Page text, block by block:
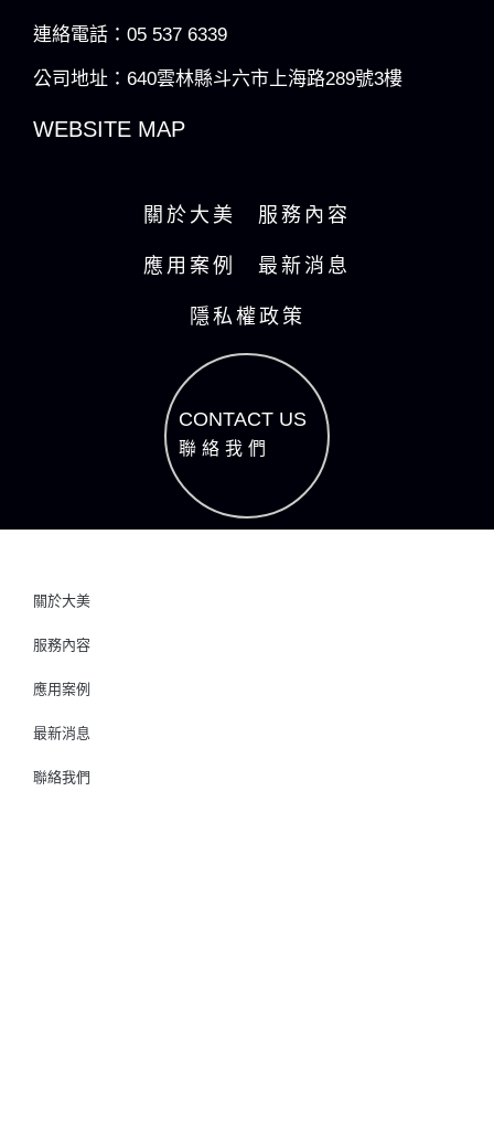
連絡電話：05 537 6339
公司地址：640雲林縣斗六市上海路289號3樓
WEBSITE MAP
關於大美 服務內容
應用案例 最新消息
隱私權政策
CONTACT US
聯絡我們
關於大美
服務內容
應用案例
最新消息
聯絡我們